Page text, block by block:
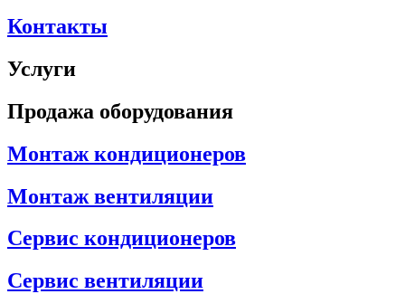
Контакты
Услуги
Продажа оборудования
Монтаж кондиционеров
Монтаж вентиляции
Сервис кондиционеров
Сервис вентиляции